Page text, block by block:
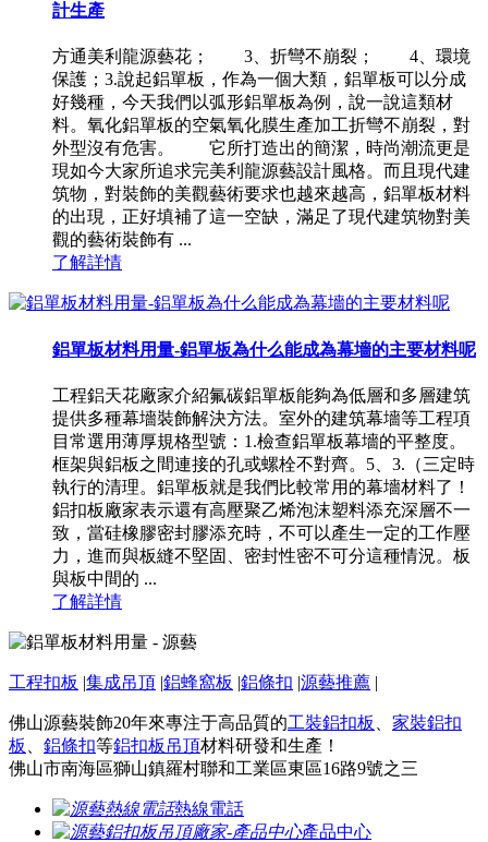
計生產
方通美利龍源藝花； 3、折彎不崩裂； 4、環境
保護；3.說起鋁單板，作為一個大類，鋁單板可以分成
好幾種，今天我們以弧形鋁單板為例，說一說這類材
料。氧化鋁單板的空氣氧化膜生產加工折彎不崩裂，對
外型沒有危害。 它所打造出的簡潔，時尚潮流更是
現如今大家所追求完美利龍源藝設計風格。而且現代建
筑物，對裝飾的美觀藝術要求也越來越高，鋁單板材料
的出現，正好填補了這一空缺，滿足了現代建筑物對美
觀的藝術裝飾有 ...
了解詳情
鋁單板材料用量-鋁單板為什么能成為幕墻的主要材料呢
工程鋁天花廠家介紹氟碳鋁單板能夠為低層和多層建筑
提供多種幕墻裝飾解決方法。室外的建筑幕墻等工程項
目常選用薄厚規格型號：1.檢查鋁單板幕墻的平整度。
框架與鋁板之間連接的孔或螺栓不對齊。5、3.（三定時
執行的清理。鋁單板就是我們比較常用的幕墻材料了！
鋁扣板廠家表示還有高壓聚乙烯泡沫塑料添充深層不一
致，當硅橡膠密封膠添充時，不可以產生一定的工作壓
力，進而與板縫不堅固、密封性密不可分這種情況。板
與板中間的 ...
了解詳情
工程扣板 |集成吊頂 |鋁蜂窩板 |鋁條扣 |源藝推薦 |
佛山源藝裝飾20年來專注于高品質的工裝鋁扣板
家裝鋁扣
板
鋁條扣等鋁扣板吊頂材料研發和生產！
佛山市南海區獅山鎮羅村聯和工業區東區16路9號之三
熱線電話
產品中心